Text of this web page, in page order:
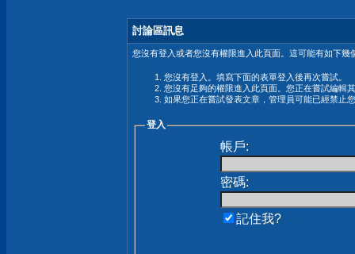
討論區訊息
您沒有登入或者您沒有權限進入此頁面。這可能有如下幾
您沒有登入。填寫下面的表單登入後再次嘗試。
您沒有足夠的權限進入此頁面。您正在嘗試編輯
如果您正在嘗試發表文章，管理員可能已經禁止
登入
帳戶:
密碼:
記住我?